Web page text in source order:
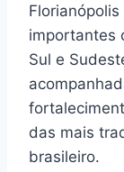
importantes
Sul e
das mais
brasileiro.